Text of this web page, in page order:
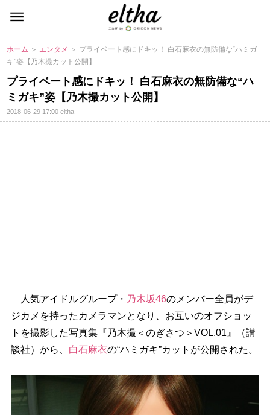
ホーム ＞ エンタメ ＞ プライベート感にドキッ！ 白石麻衣の無防備な“ハミガ
キ”姿【乃木撮カット公開】
プライベート感にドキッ！ 白石麻衣の無防備な“ハ
ミガキ”姿【乃木撮カット公開】
2018-06-29 17:00eltha
人気アイドルグループ・ 乃木坂46のメンバー全員がデ
ジカメを持ったカメラマンとなり、お互いのオフショッ
トを撮影した写真集『乃木撮＜のぎさつ＞VOL.01』（講
談社）から、 白石麻衣の“ハミガキ”カットが公開された。